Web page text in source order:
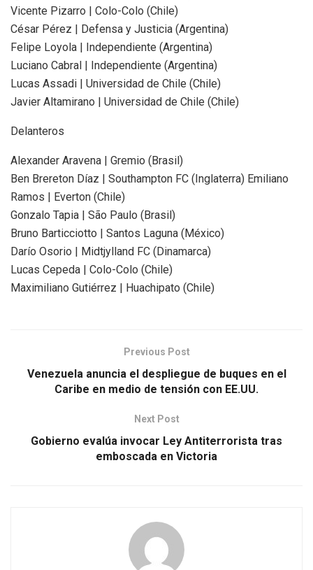
Vicente Pizarro | Colo-Colo (Chile)
César Pérez | Defensa y Justicia (Argentina)
Felipe Loyola | Independiente (Argentina)
Luciano Cabral | Independiente (Argentina)
Lucas Assadi | Universidad de Chile (Chile)
Javier Altamirano | Universidad de Chile (Chile)
Delanteros
Alexander Aravena | Gremio (Brasil)
Ben Brereton Díaz | Southampton FC (Inglaterra) Emiliano
Ramos | Everton (Chile)
Gonzalo Tapia | São Paulo (Brasil)
Bruno Barticciotto | Santos Laguna (México)
Darío Osorio | Midtjylland FC (Dinamarca)
Lucas Cepeda | Colo-Colo (Chile)
Maximiliano Gutiérrez | Huachipato (Chile)
Previous Post
Venezuela anuncia el despliegue de buques en el
Caribe en medio de tensión con EE.UU.
Next Post
Gobierno evalúa invocar Ley Antiterrorista tras
emboscada en Victoria